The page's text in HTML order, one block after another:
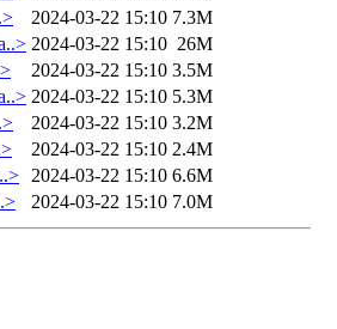
2024-03-22 15:10 7.3M
2024-03-22 15:10 26M
2024-03-22 15:10 3.5M
2024-03-22 15:10 5.3M
2024-03-22 15:10 3.2M
2024-03-22 15:10 2.4M
2024-03-22 15:10 6.6M
2024-03-22 15:10 7.0M